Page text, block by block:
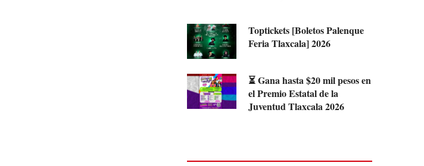
Toptickets [Boletos Palenque
Feria Tlaxcala] 2026
⏳ Gana hasta $20 mil pesos en
el Premio Estatal de la
Juventud Tlaxcala 2026